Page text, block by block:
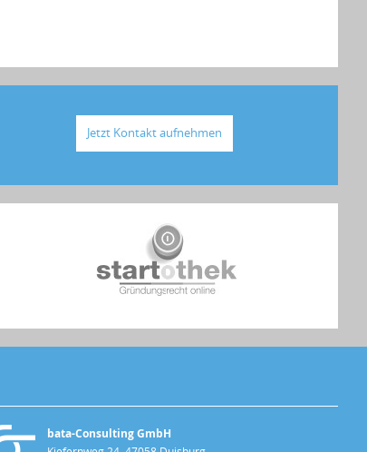
Jetzt Kontakt aufnehmen
bata-Consulting GmbH